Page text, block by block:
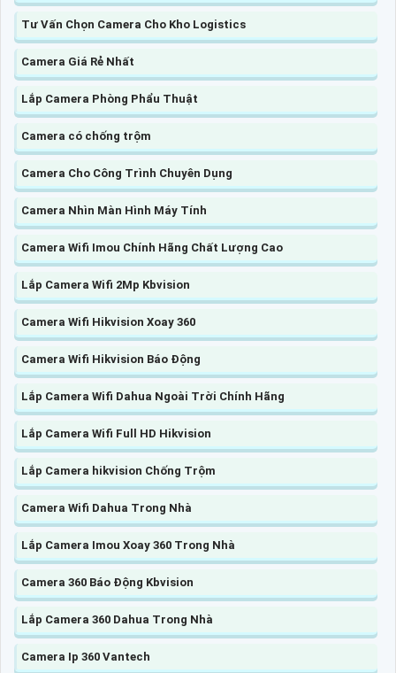
Tư Vấn Chọn Camera Cho Kho Logistics
Camera Giá Rẻ Nhất
Lắp Camera Phòng Phẩu Thuật
Camera có chống trộm
Camera Cho Công Trình Chuyên Dụng
Camera Nhìn Màn Hình Máy Tính
Camera Wifi Imou Chính Hãng Chất Lượng Cao
Lắp Camera Wifi 2Mp Kbvision
Camera Wifi Hikvision Xoay 360
Camera Wifi Hikvision Báo Động
Lắp Camera Wifi Dahua Ngoài Trời Chính Hãng
Lắp Camera Wifi Full HD Hikvision
Lắp Camera hikvision Chống Trộm
Camera Wifi Dahua Trong Nhà
Lắp Camera Imou Xoay 360 Trong Nhà
Camera 360 Báo Động Kbvision
Lắp Camera 360 Dahua Trong Nhà
Camera Ip 360 Vantech